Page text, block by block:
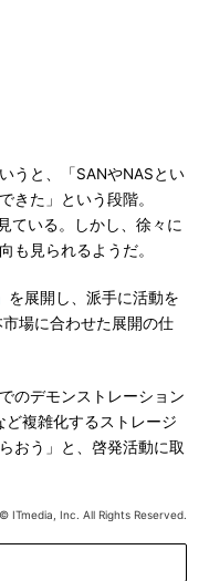
うと、「SANやNASとい
きた」という段階。
ている。しかし、徐々に
も見られるようだ。
を展開し、派手に活動を
場に合わせた展開の仕
のデモンストレーション
ど複雑化するストレージ
おう」と、啓発活動に取
ITmedia, Inc. All Rights Reserved.